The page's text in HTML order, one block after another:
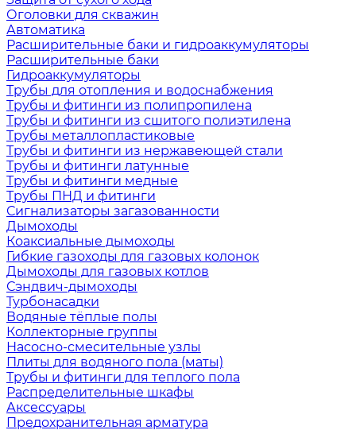
Оголовки для скважин
Автоматика
Расширительные баки и гидроаккумуляторы
Расширительные баки
Гидроаккумуляторы
Трубы для отопления и водоснабжения
Трубы и фитинги из полипропилена
Трубы и фитинги из сшитого полиэтилена
Трубы металлопластиковые
Трубы и фитинги из нержавеющей стали
Трубы и фитинги латунные
Трубы и фитинги медные
Трубы ПНД и фитинги
Сигнализаторы загазованности
Дымоходы
Коаксиальные дымоходы
Гибкие газоходы для газовых колонок
Дымоходы для газовых котлов
Сэндвич-дымоходы
Турбонасадки
Водяные тёплые полы
Коллекторные группы
Насосно-смесительные узлы
Плиты для водяного пола (маты)
Трубы и фитинги для теплого пола
Распределительные шкафы
Аксессуары
Предохранительная арматура